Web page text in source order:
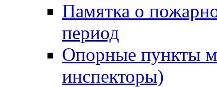
Памятка о
период
Опорные пункты
инспекторы)